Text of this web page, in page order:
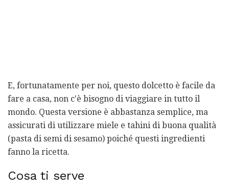
E, fortunatamente per noi, questo dolcetto è facile da
fare a casa, non c'è bisogno di viaggiare in tutto il
mondo. Questa versione è abbastanza semplice, ma
assicurati di utilizzare miele e tahini di buona qualità
(pasta di semi di sesamo) poiché questi ingredienti
fanno la ricetta.
Cosa ti serve